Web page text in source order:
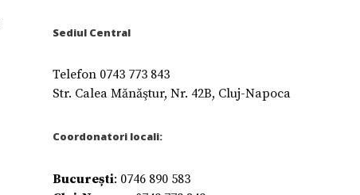
Sediul Central
Telefon 0743 773 843
Str. Calea Mănăştur, Nr. 42B, Cluj-Napoca
Coordonatori locali:
București: 0746 890 583